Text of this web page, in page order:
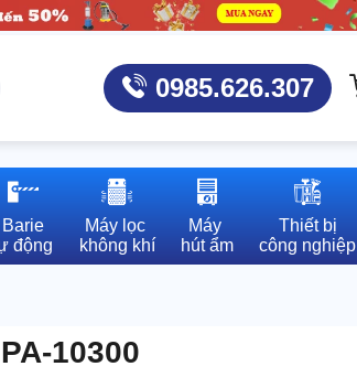
0985.626.307
Barie
động
Máy lọc
không khí
Máy
hút ẩm
Thiết bị
công nghiệp
10300